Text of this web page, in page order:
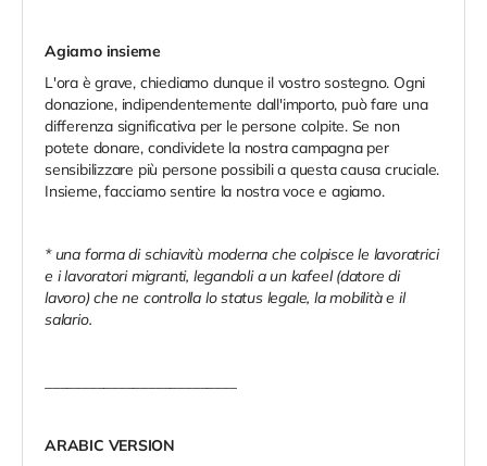
Agiamo insieme
L'ora è grave, chiediamo dunque il vostro sostegno. Ogni
donazione, indipendentemente dall'importo, può fare una
differenza significativa per le persone colpite. Se non
potete donare, condividete la nostra campagna per
sensibilizzare più persone possibili a questa causa cruciale.
Insieme, facciamo sentire la nostra voce e agiamo.
* una forma di schiavitù moderna che colpisce le lavoratrici
e i lavoratori migranti, legandoli a un kafeel (datore di
lavoro) che ne controlla lo status legale, la mobilità e il
salario.
ARABIC VERSION